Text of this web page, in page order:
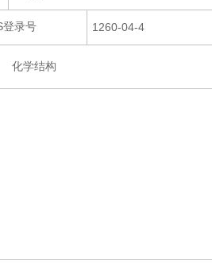
登录号 1260-04-4
化学结构